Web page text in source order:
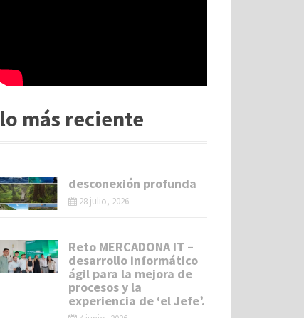
lo más reciente
desconexión profunda
28 julio, 2026
Reto MERCADONA IT –
desarrollo informático
ágil para la mejora de
procesos y la
experiencia de ‘el Jefe’.